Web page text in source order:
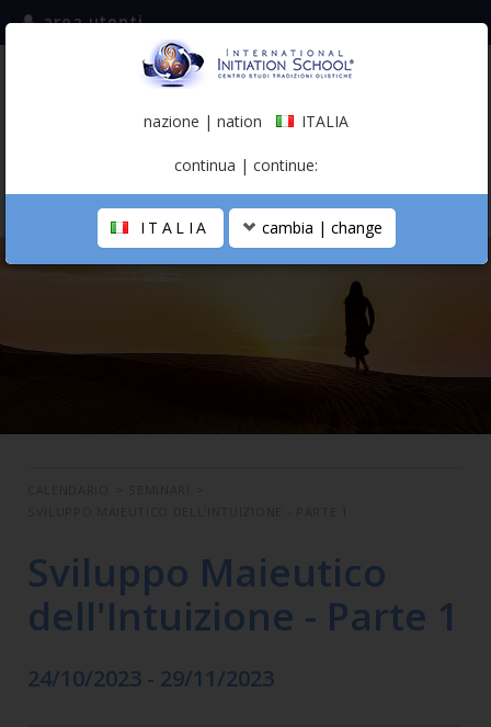
iscriviti alla mailing list
(italiano)
area utenti
LA SCUOLA
Sviluppo Maieutico
dell'Intuizione - Parte 1
24/10/2023 - 29/11/2023
nazione | nation ITALIA
continua | continue:
ITALIA cambia | change